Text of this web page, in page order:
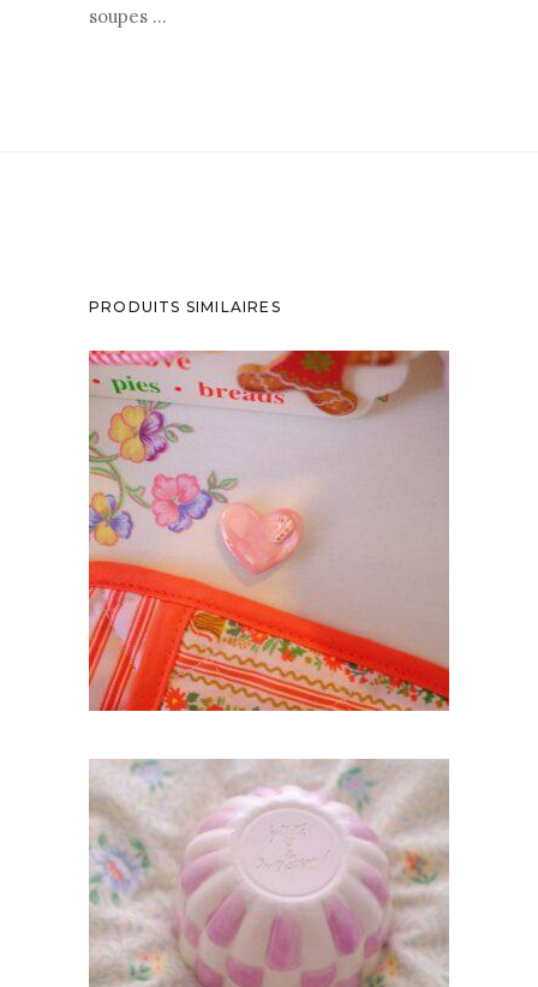
soupes …
PRODUITS SIMILAIRES
MAGNET COEUR ROSE ET CANDY CANE
10,90€
AJOUTER AU PANIER
BOL EN FAÏENCE FLANBY – CARREAUX LILA
INTÉRIEUR VERT
45,00
AJOUTER AU PANIER